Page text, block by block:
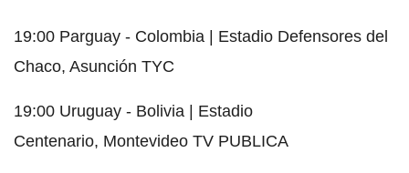
19:00 Parguay - Colombia | Estadio Defensores del
Chaco, Asunción TYC
19:00 Uruguay - Bolivia | Estadio
Centenario, Montevideo TV PUBLICA